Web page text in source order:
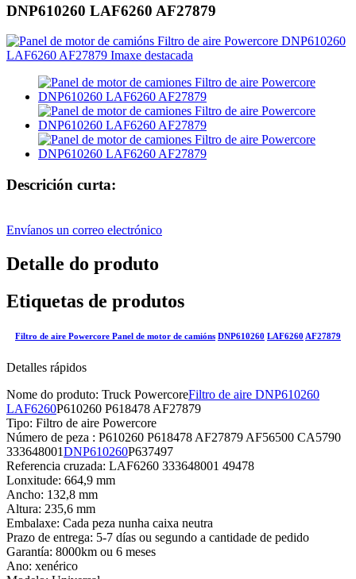
DNP610260 LAF6260 AF27879
Descrición curta:
Envíanos un correo electrónico
Detalle do produto
Etiquetas de produtos
Filtro de aire Powercore Panel de motor de camións DNP610260 LAF6260 AF27879
Detalles rápidos
Nome do produto: Truck PowercoreFiltro de aire DNP610260
LAF6260P610260 P618478 AF27879
Tipo: Filtro de aire Powercore
Número de peza : P610260 P618478 AF27879 AF56500 CA5790
333648001DNP610260P637497
Referencia cruzada: LAF6260 333648001 49478
Lonxitude: 664,9 mm
Ancho: 132,8 mm
Altura: 235,6 mm
Embalaxe: Cada peza nunha caixa neutra
Prazo de entrega: 5-7 días ou segundo a cantidade de pedido
Garantía: 8000km ou 6 meses
Ano: xenérico